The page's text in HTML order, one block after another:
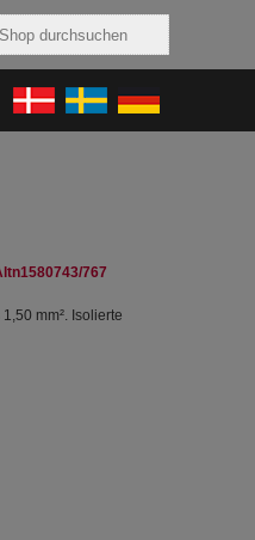
767
mm². Isolierte